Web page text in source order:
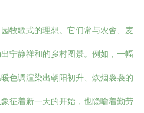
牧歌式的理想。它们常与农舍、麦
宁静祥和的乡村图景。例如，一幅
色调渲染出朝阳初升、炊烟袅袅的
征着新一天的开始，也隐喻着勤劳